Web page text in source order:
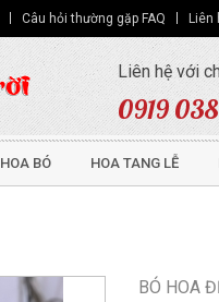
Câu hỏi thường gặp FAQ Liên
Liên hệ với
0919
HOA BÓ HOA TANG LỄ
BÓ HOA